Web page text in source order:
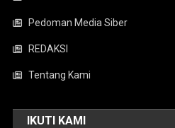
Pedoman Media Siber
REDAKSI
Tentang Kami
IKUTI KAMI